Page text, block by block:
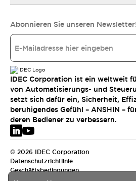
Abonnieren Sie unseren Newsletter!
IDEC Corporation ist ein weltweit
von Automatisierungs- und
setzt sich dafür ein, Sicherheit,
beruhigendes Gefühl – ANSHIN –
deren Bediener zu verbessern.
© 2026 IDEC Corporation
Datenschutzrichtlinie
Geschäftsbedingungen